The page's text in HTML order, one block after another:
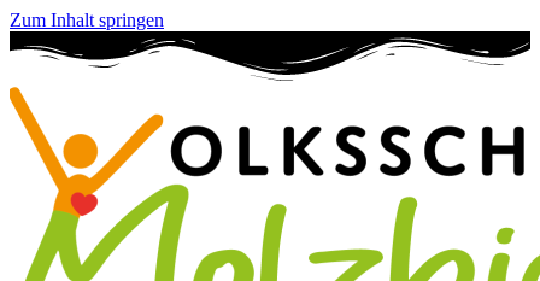
Zum Inhalt springen